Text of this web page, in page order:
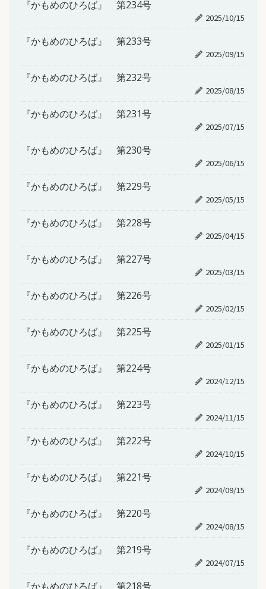
『かもめのひろば』 第234号
2025/10/15
『かもめのひろば』 第233号
2025/09/15
『かもめのひろば』 第232号
2025/08/15
『かもめのひろば』 第231号
2025/07/15
『かもめのひろば』 第230号
2025/06/15
『かもめのひろば』 第229号
2025/05/15
『かもめのひろば』 第228号
2025/04/15
『かもめのひろば』 第227号
2025/03/15
『かもめのひろば』 第226号
2025/02/15
『かもめのひろば』 第225号
2025/01/15
『かもめのひろば』 第224号
2024/12/15
『かもめのひろば』 第223号
2024/11/15
『かもめのひろば』 第222号
2024/10/15
『かもめのひろば』 第221号
2024/09/15
『かもめのひろば』 第220号
2024/08/15
『かもめのひろば』 第219号
2024/07/15
『かもめのひろば』 第218号